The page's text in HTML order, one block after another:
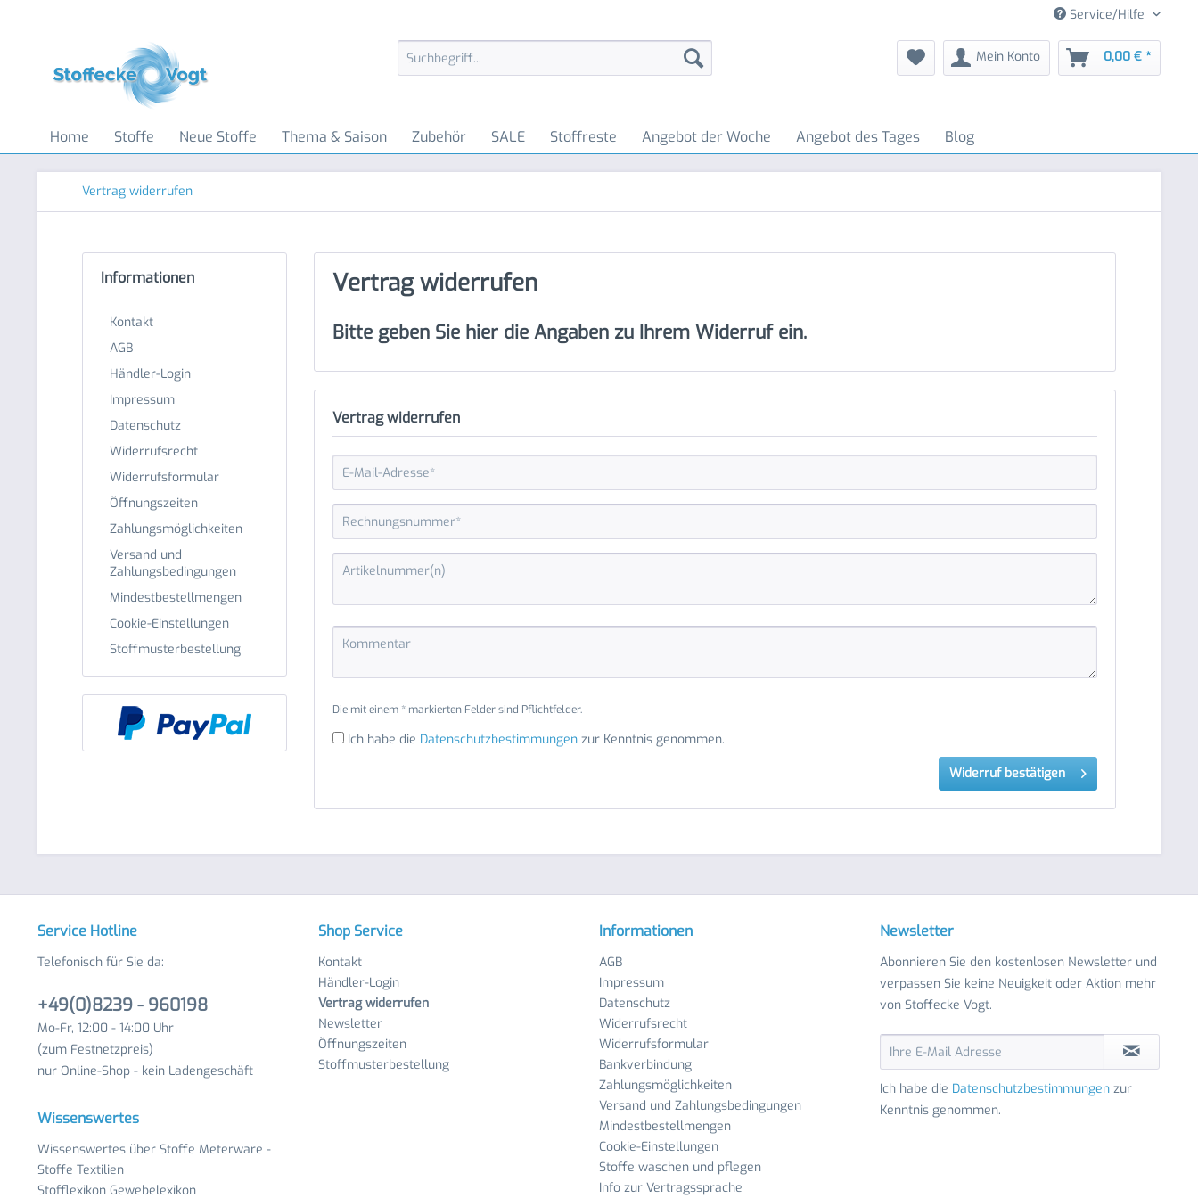
Service/Hilfe
Mein Konto 0,00 € *
Home Stoffe Neue Stoffe Thema & Saison Zubehör SALE Stoffreste Angebot der Woche Angebot des Tages Blog
Vertrag widerrufen
Informationen
Kontakt
AGB
Händler-Login
Impressum
Datenschutz
Widerrufsrecht
Widerrufsformular
Öffnungszeiten
Zahlungsmöglichkeiten
Versand und
Zahlungsbedingungen
Mindestbestellmengen
Cookie-Einstellungen
Stoffmusterbestellung
Vertrag widerrufen
Bitte geben Sie hier die Angaben zu Ihrem Widerruf ein.
Vertrag widerrufen
Die mit einem * markierten Felder sind Pflichtfelder.
Ich habe die Datenschutzbestimmungen zur Kenntnis genommen.
Widerruf bestätigen
Service Hotline
Telefonisch für Sie da:
+49(0)8239 - 960198
Mo-Fr, 12:00 - 14:00 Uhr
(zum Festnetzpreis)
nur Online-Shop - kein Ladengeschäft
Wissenswertes
Wissenswertes über Stoffe Meterware -
Stoffe Textilien
Stofflexikon Gewebelexikon
Shop Service
Kontakt
Händler-Login
Vertrag widerrufen
Newsletter
Öffnungszeiten
Stoffmusterbestellung
Informationen
AGB
Impressum
Datenschutz
Widerrufsrecht
Widerrufsformular
Bankverbindung
Zahlungsmöglichkeiten
Versand und Zahlungsbedingungen
Mindestbestellmengen
Cookie-Einstellungen
Stoffe waschen und pflegen
Info zur Vertragssprache
Newsletter
Abonnieren Sie den kostenlosen Newsletter und
verpassen Sie keine Neuigkeit oder Aktion mehr
von Stoffecke Vogt.
Ich habe die Datenschutzbestimmungen zur
Kenntnis genommen.